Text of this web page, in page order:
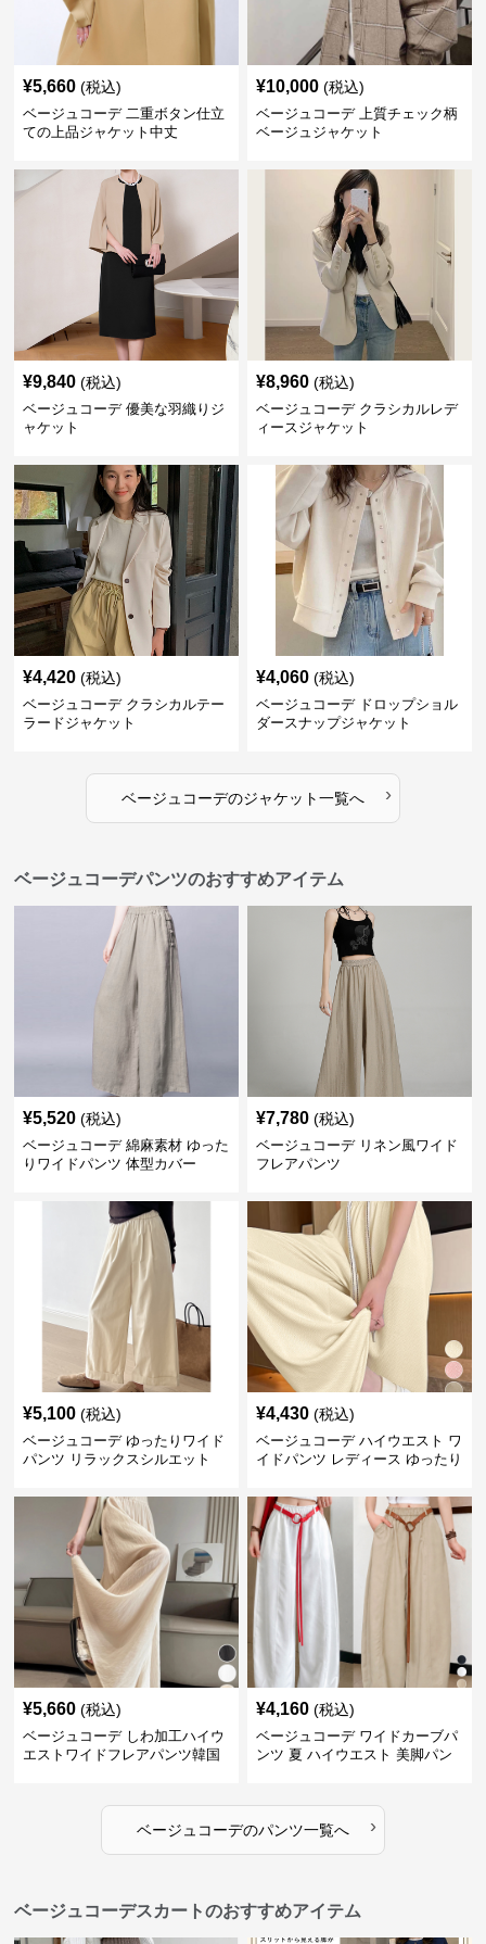
¥5,660 (税込)
ベージュコーデ 二重ボタン仕立
ての上品ジャケット中丈
¥10,000 (税込)
ベージュコーデ 上質チェック柄
ベージュジャケット
¥9,840 (税込)
ベージュコーデ 優美な羽織りジ
ャケット
¥8,960 (税込)
ベージュコーデ クラシカルレデ
ィースジャケット
¥4,420 (税込)
ベージュコーデ クラシカルテー
ラードジャケット
¥4,060 (税込)
ベージュコーデ ドロップショル
ダースナップジャケット
ベージュコーデのジャケット一覧へ ›
ベージュコーデパンツのおすすめアイテム
¥5,520 (税込)
ベージュコーデ 綿麻素材 ゆった
りワイドパンツ 体型カバー
¥7,780 (税込)
ベージュコーデ リネン風ワイド
フレアパンツ
¥5,100 (税込)
ベージュコーデ ゆったりワイド
パンツ リラックスシルエット
¥4,430 (税込)
ベージュコーデ ハイウエスト ワ
イドパンツ レディース ゆったり
¥5,660 (税込)
ベージュコーデ しわ加工ハイウ
エストワイドフレアパンツ韓国
¥4,160 (税込)
ベージュコーデ ワイドカーブパ
ンツ 夏 ハイウエスト 美脚パン
ベージュコーデのパンツ一覧へ ›
ベージュコーデスカートのおすすめアイテム